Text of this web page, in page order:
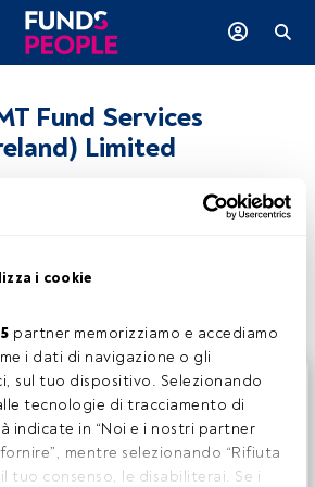
i cookie
partner memorizziamo e accediamo
i dati di navigazione o gli
sul tuo dispositivo. Selezionando
tecnologie di tracciamento di
indicate in “Noi e i nostri partner
mentre selezionando “Rifiuta
tuo consenso, le disabiliterai. Se i
Fund Services
Limited
agli utenti FundsPeople. Se
tramite il pulsante Login. Se non
ti invitiamo a registrarti per scoprire
ha da offrire.